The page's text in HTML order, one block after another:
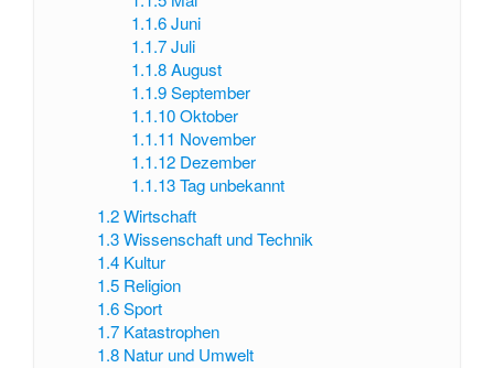
1.1.6 Juni
1.1.7 Juli
1.1.8 August
1.1.9 September
1.1.10 Oktober
1.1.11 November
1.1.12 Dezember
1.1.13 Tag unbekannt
1.2 Wirtschaft
1.3 Wissenschaft und Technik
1.4 Kultur
1.5 Religion
1.6 Sport
1.7 Katastrophen
1.8 Natur und Umwelt